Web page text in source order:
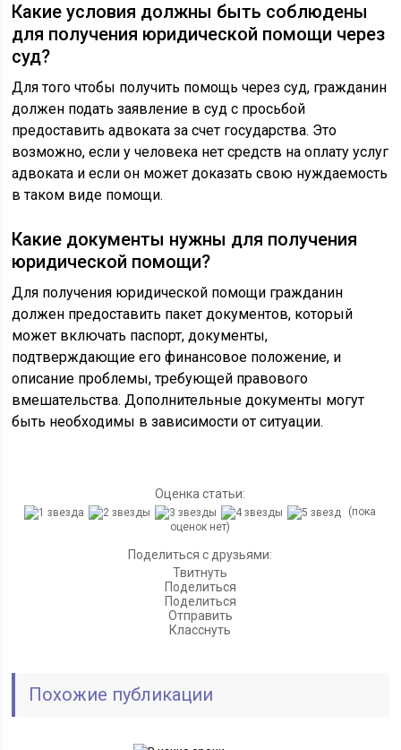
Какие условия должны быть соблюдены
для получения юридической помощи через
суд?
Для того чтобы получить помощь через суд, гражданин
должен подать заявление в суд с просьбой
предоставить адвоката за счет государства. Это
возможно, если у человека нет средств на оплату услуг
адвоката и если он может доказать свою нуждаемость
в таком виде помощи.
Какие документы нужны для получения
юридической помощи?
Для получения юридической помощи гражданин
должен предоставить пакет документов, который
может включать паспорт, документы,
подтверждающие его финансовое положение, и
описание проблемы, требующей правового
вмешательства. Дополнительные документы могут
быть необходимы в зависимости от ситуации.
Оценка статьи:
(пока
оценок нет)
Поделиться с друзьями:
Твитнуть
Поделиться
Поделиться
Отправить
Класснуть
Похожие публикации